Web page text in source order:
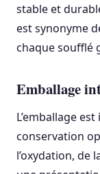
stable et
est synonyme
chaque soufflé
Emballage
L’emballage
conservation
l’oxydation, de